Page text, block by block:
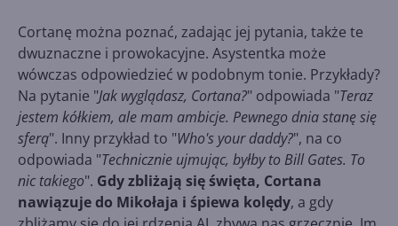
Cortanę można poznać, zadając jej pytania, także te
dwuznaczne i prowokacyjne. Asystentka może
wówczas odpowiedzieć w podobnym tonie. Przykłady?
Na pytanie "Jak wyglądasz, Cortana?" odpowiada "Teraz
jestem kółkiem, ale mam ambicje. Pewnego dnia stanę się
sferą". Inny przykład to "Who's your daddy?", na co
odpowiada "Technicznie ujmując, byłby to Bill Gates. To
nic takiego". Gdy zbliżają się święta, Cortana
nawiązuje do Mikołaja i śpiewa kolędy, a gdy